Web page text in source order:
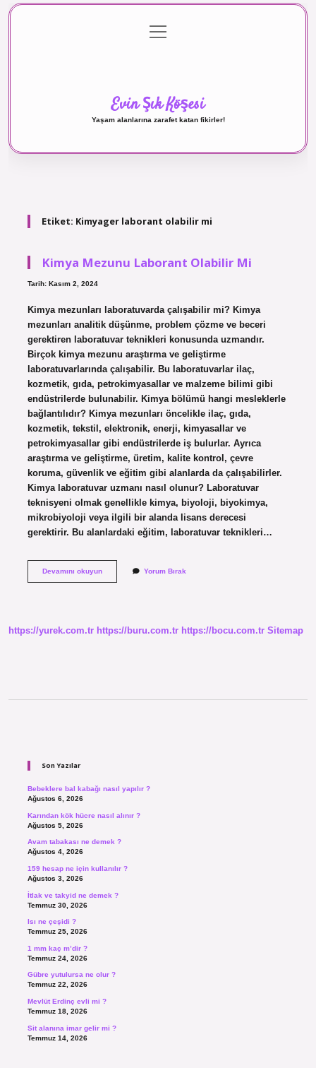
Gizlilik Politikası
menüyü
aç
Evin Şık Köşesi
Yaşam alanlarına zarafet katan fikirler!
Etiket: Kimyager laborant olabilir mi
Kimya Mezunu Laborant Olabilir Mi
Tarih: Kasım 2, 2024
Kimya mezunları laboratuvarda çalışabilir mi? Kimya
mezunları analitik düşünme, problem çözme ve beceri
gerektiren laboratuvar teknikleri konusunda uzmandır.
Birçok kimya mezunu araştırma ve geliştirme
laboratuvarlarında çalışabilir. Bu laboratuvarlar ilaç,
kozmetik, gıda, petrokimyasallar ve malzeme bilimi gibi
endüstrilerde bulunabilir. Kimya bölümü hangi mesleklerle
bağlantılıdır? Kimya mezunları öncelikle ilaç, gıda,
kozmetik, tekstil, elektronik, enerji, kimyasallar ve
petrokimyasallar gibi endüstrilerde iş bulurlar. Ayrıca
araştırma ve geliştirme, üretim, kalite kontrol, çevre
koruma, güvenlik ve eğitim gibi alanlarda da çalışabilirler.
Kimya laboratuvar uzmanı nasıl olunur? Laboratuvar
teknisyeni olmak genellikle kimya, biyoloji, biyokimya,
mikrobiyoloji veya ilgili bir alanda lisans derecesi
gerektirir. Bu alanlardaki eğitim, laboratuvar teknikleri…
Devamını okuyunKimya
Yorum Bırak
https://yurek.com.tr https://buru.com.tr https://bocu.com.tr Sitemap
Son Yazılar
Bebeklere bal kabağı nasıl yapılır ?
Ağustos 6, 2026
Karından kök hücre nasıl alınır ?
Ağustos 5, 2026
Avam tabakası ne demek ?
Ağustos 4, 2026
159 hesap ne için kullanılır ?
Ağustos 3, 2026
İtlak ve takyid ne demek ?
Temmuz 30, 2026
Isı ne çeşidi ?
Temmuz 25, 2026
1 mm kaç m’dir ?
Temmuz 24, 2026
Gübre yutulursa ne olur ?
Temmuz 22, 2026
Mevlüt Erdinç evli mi ?
Temmuz 18, 2026
Sit alanına imar gelir mi ?
Temmuz 14, 2026